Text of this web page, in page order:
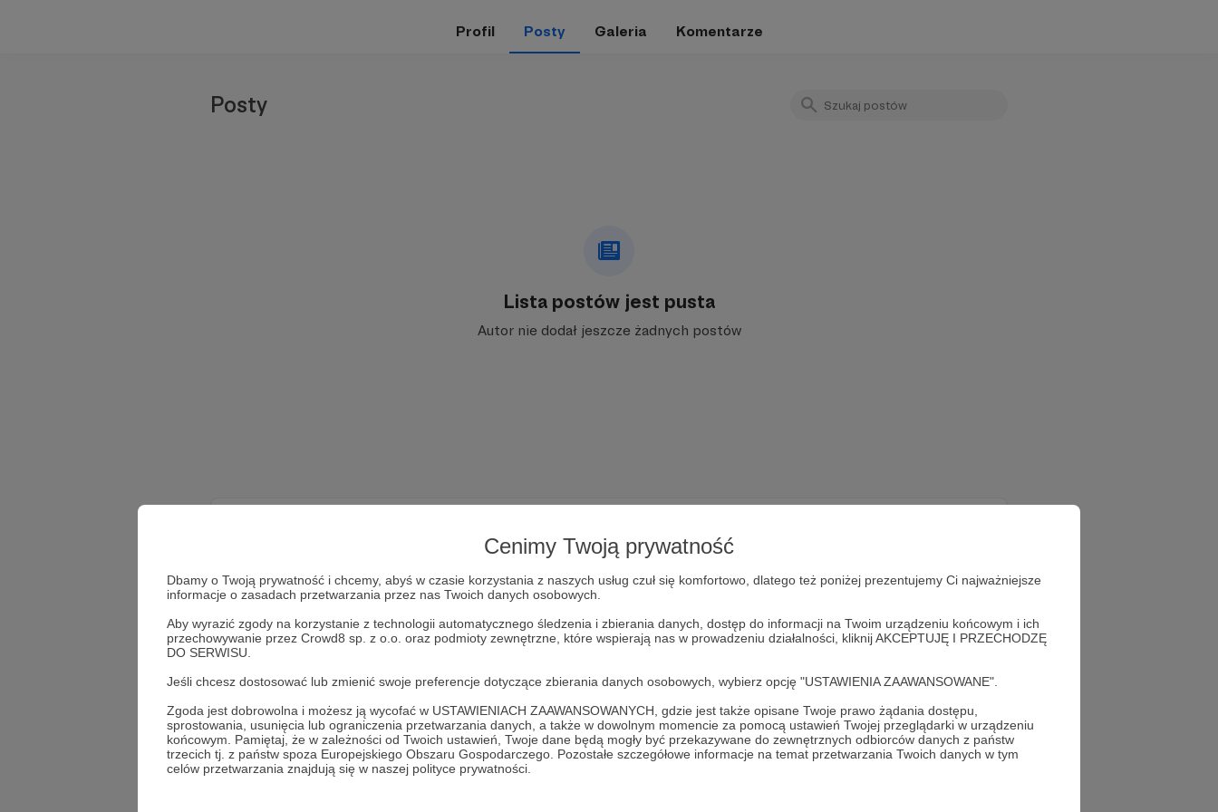
Cenimy Twoją prywatność
Dbamy o Twoją prywatność i chcemy, abyś w czasie korzystania z naszych usług czuł się komfortowo, dlatego też poniżej prezentujemy Ci najważniejsze
informacje o zasadach przetwarzania przez nas Twoich danych osobowych.
Aby wyrazić zgody na korzystanie z technologii automatycznego śledzenia i zbierania danych, dostęp do informacji na Twoim urządzeniu końcowym i ich
przechowywanie przez Crowd8 sp. z o.o. oraz podmioty zewnętrzne, które wspierają nas w prowadzeniu działalności, kliknij AKCEPTUJĘ I PRZECHODZĘ
DO SERWISU.
Jeśli chcesz dostosować lub zmienić swoje preferencje dotyczące zbierania danych osobowych, wybierz opcję "USTAWIENIA ZAAWANSOWANE".
Zgoda jest dobrowolna i możesz ją wycofać w USTAWIENIACH ZAAWANSOWANYCH, gdzie jest także opisane Twoje prawo żądania dostępu,
sprostowania, usunięcia lub ograniczenia przetwarzania danych, a także w dowolnym momencie za pomocą ustawień Twojej przeglądarki w urządzeniu
końcowym. Pamiętaj, że w zależności od Twoich ustawień, Twoje dane będą mogły być przekazywane do zewnętrznych odbiorców danych z państw
trzecich tj. z państw spoza Europejskiego Obszaru Gospodarczego. Pozostałe szczegółowe informacje na temat przetwarzania Twoich danych w tym
celów przetwarzania znajdują się w naszej polityce prywatności.
Profil Posty Galeria Komentarze
Posty
Lista postów jest pusta
Autor nie dodał jeszcze żadnych postów
Dołącz do grona Patronów!
Wesprzyj działalność Autora Ludowy Klub Sportowy GROMNIK Kuropatnik już teraz!
Zostań Patronem